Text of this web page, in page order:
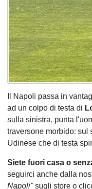
Il Napoli passa in
ad un colpo di testa di
sulla sinistra, punta
traversone morbido: sul
Udinese che di testa
Siete fuori casa o
seguirci anche dalla
Napoli"sugli store o